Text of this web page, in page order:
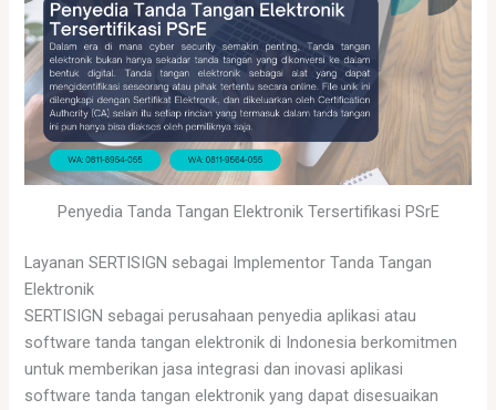
Penyedia Tanda Tangan Elektronik Tersertifikasi PSrE
Layanan SERTISIGN sebagai Implementor Tanda Tangan
Elektronik
SERTISIGN sebagai perusahaan penyedia aplikasi atau
software tanda tangan elektronik di Indonesia berkomitmen
untuk memberikan jasa integrasi dan inovasi aplikasi
software tanda tangan elektronik yang dapat disesuaikan